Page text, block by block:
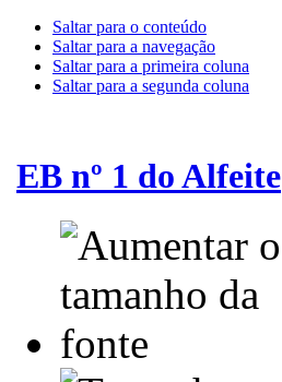
Saltar para o conteúdo
Saltar para a navegação
Saltar para a primeira coluna
Saltar para a segunda coluna
EB nº 1 do Alfeite